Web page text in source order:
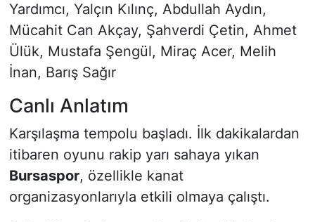
Yardımcı, Yalçın Kılınç, Abdullah Aydın,
Mücahit Can Akçay, Şahverdi Çetin, Ahmet
Ülük, Mustafa Şengül, Miraç Acer, Melih
İnan, Barış Sağır
Canlı Anlatım
Karşılaşma tempolu başladı. İlk dakikalardan
itibaren oyunu rakip yarı sahaya yıkan
Bursaspor, özellikle kanat
organizasyonlarıyla etkili olmaya çalıştı.